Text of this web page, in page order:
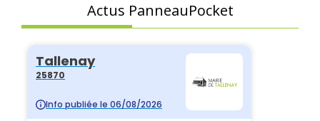
Actus PanneauPocket